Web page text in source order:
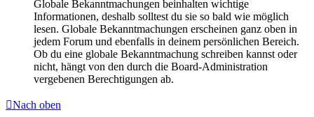
Globale Bekanntmachungen beinhalten wichtige
Informationen, deshalb solltest du sie so bald wie möglich
lesen. Globale Bekanntmachungen erscheinen ganz oben in
jedem Forum und ebenfalls in deinem persönlichen Bereich.
Ob du eine globale Bekanntmachung schreiben kannst oder
nicht, hängt von den durch die Board-Administration
vergebenen Berechtigungen ab.
Nach oben